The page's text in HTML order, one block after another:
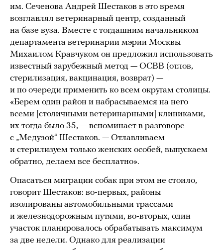
им. Сеченова Андрей Шестаков в это время
возглавлял ветеринарный центр, созданный
на базе вуза. Вместе с тогдашним начальником
департамента ветеринарии мэрии Москвы
Михаилом Кравчуком он предложил использовать
известный зарубежный метод — ОСВВ (отлов,
стерилизация, вакцинация, возврат) —
и по очереди применить ко всем округам столицы.
«Берем один район и набрасываемся на него
всеми [столичными ветеринарными] клиниками,
их тогда было 35, — вспоминает в разговоре
с „Медузой“ Шестаков. — Отлавливаем
и стерилизуем только женских особей, выпускаем
обратно, делаем все бесплатно».
Опасаться миграции собак при этом не стоило,
говорит Шестаков: во-первых, районы
изолированы автомобильными трассами
и железнодорожным путями, во-вторых, один
участок планировалось обрабатывать максимум
за две недели. Однако для реализации